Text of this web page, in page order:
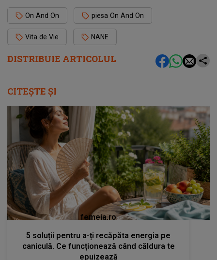
DISTRIBUIE ARTICOLUL
On And On piesa On And On
Vita de Vie NANE
CITEȘTE ȘI
femeia.ro
5 soluții pentru a-ți recăpăta energia pe
caniculă. Ce funcționează când căldura te
epuizează